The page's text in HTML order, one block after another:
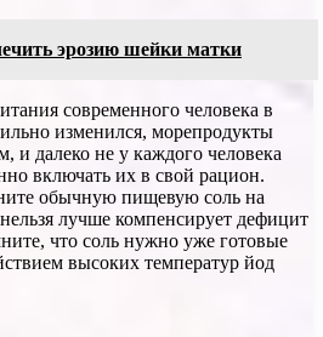
эрозию шейки матки
современного человека в
изменился, морепродукты
и далеко не у каждого человека
включать их в свой рацион.
обычную пищевую соль на
лучше компенсирует дефицит
что соль нужно уже готовые
высоких температур йод